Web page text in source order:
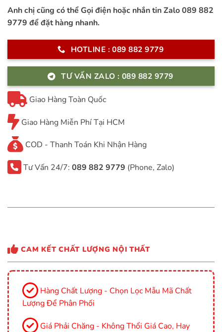
Anh chị cũng có thể Gọi điện hoặc nhắn tin Zalo 089 882
9779 để đặt hàng nhanh.
HOTLINE : 089 882 9779
TƯ VẤN ZALO : 089 882 9779
Giao Hàng Toàn Quốc
Giao Hàng Miễn Phí Tại HCM
COD - Thanh Toán Khi Nhận Hàng
Tư Vấn 24/7: 089 882 9779 (Phone, Zalo)
CAM KẾT CHẤT LƯỢNG NỘI THẤT
Hàng Chất Lượng - Chọn Lọc Mẫu Mã Chất
Lượng Để Phân Phối
Giá Phải Chăng - Không Thổi Giá Cao, Hay